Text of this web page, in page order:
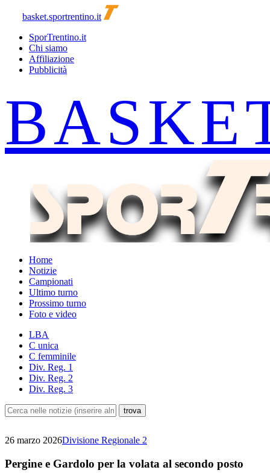
basket.sportrentino.it
SporTrentino.it
Chi siamo
Affiliazione
Pubblicità
Home
Notizie
Campionati
Ultimo turno
Prossimo turno
Foto e video
LBA
C unica
C femminile
Div. Reg. 1
Div. Reg. 2
Div. Reg. 3
26 marzo 2026Divisione Regionale 2
Pergine e Gardolo per la volata al secondo posto